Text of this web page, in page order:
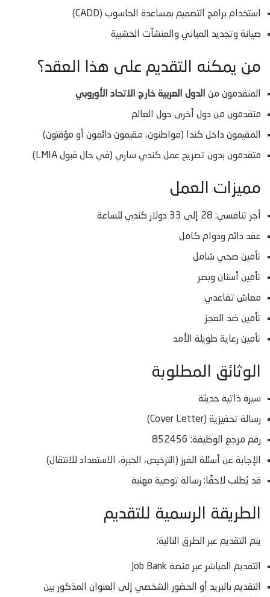
استخدام برامج التصميم بمساعدة الحاسوب (CADD)
صيانة وتجديد المباني والمنشآت الخشبية
من يمكنه التقديم على هذا العقد؟
المتقدمون من الدول العربية خارج الاتحاد الأوروبي
متقدمون من دول أخرى حول العالم
المقيمون داخل كندا (مواطنون، مقيمون دائمون أو مؤقتون)
متقدمون بدون تصريح عمل كندي ساري (في حال قبول LMIA)
مميزات العمل
أجر تنافسي: 28 إلى 33 دولار كندي للساعة
عقد دائم ودوام كامل
تأمين صحي شامل
تأمين أسنان وبصر
معاش تقاعدي
تأمين ضد العجز
تأمين رعاية طويلة الأمد
الوثائق المطلوبة
سيرة ذاتية حديثة
رسالة تحفيزية (Cover Letter)
رقم مرجع الوظيفة: 852456
الإجابة عن أسئلة الفرز (الترخيص، الخبرة، الاستعداد للانتقال)
قد يُطلب لاحقًا: رسالة توصية مهنية
الطريقة الرسمية للتقديم
يتم التقديم عبر الطرق التالية:
التقديم المباشر عبر منصة Job Bank
التقديم بالبريد أو الحضور الشخصي إلى العنوان المذكور بين